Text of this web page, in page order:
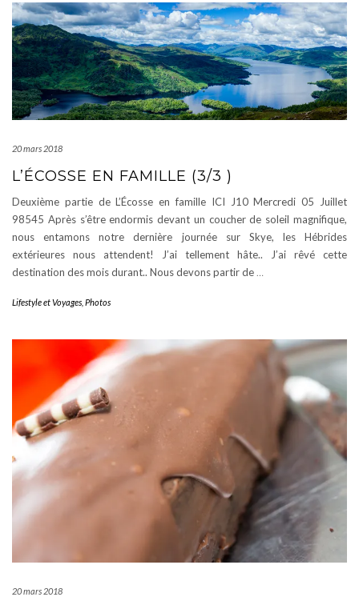
20 mars 2018
L’ÉCOSSE EN FAMILLE (3/3 )
Deuxième partie de L’Écosse en famille ICI J10 Mercredi 05 Juillet
98545 Après s’être endormis devant un coucher de soleil magnifique,
nous entamons notre dernière journée sur Skye, les Hébrides
extérieures nous attendent! J’ai tellement hâte.. J’ai rêvé cette
destination des mois durant.. Nous devons partir de…
Lifestyle et Voyages Photos
20 mars 2018